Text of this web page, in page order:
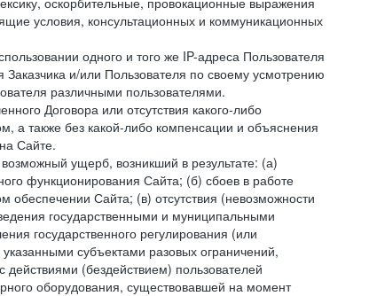
условия, консультационных и коммуникационных
одного и того же IP-адреса Пользователя
и/или Пользователя по своему усмотрению
различными пользователями.
Договора или отсутствия какого-либо
а также без какой-либо компенсации и объяснения
Сайте.
ущерб, возникший в результате: (а)
функционирования Сайта; (б) сбоев в работе
Сайта; (в) отсутствия (невозможности
государственными и муниципальными
государственного регулирования (или
субъектами разовых ограничений,
(бездействием) пользователей
оборудования, существовавшей на момент